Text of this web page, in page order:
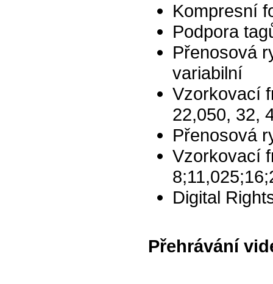
Kompresní
Podpora
Přenosová
variabilní
Vzorkovací
22,050, 32,
Přenosová
Vzorkovací
Digital
Přehrávání